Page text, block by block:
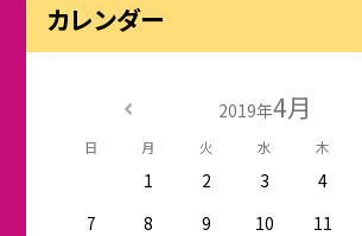
カレンダー
2019年4月
日 月 火 水 木
1 2 3 4
7
8 9 10 11